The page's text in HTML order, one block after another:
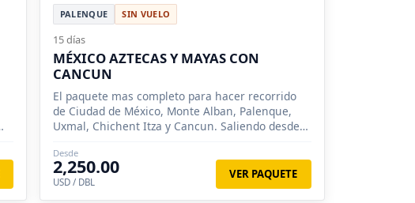
PALENQUE SIN VUELO
15 días
MÉXICO AZTECAS Y MAYAS CON
CANCUN
El paquete mas completo para hacer recorrido
de Ciudad de México, Monte Alban, Palenque,
Uxmal, Chichent Itza y Cancun. Saliendo desde
Desde
2,250.00
USD / DBL
VER PAQUETE